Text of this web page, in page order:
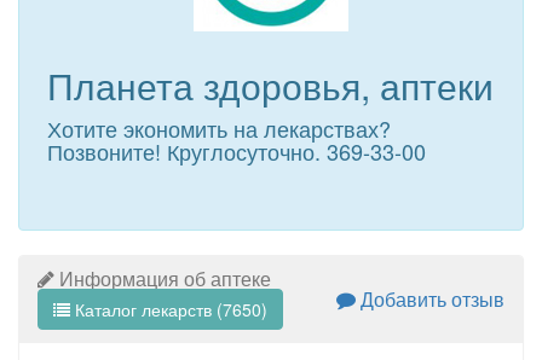
Планета здоровья, аптеки
Хотите экономить на лекарствах?
Позвоните! Круглосуточно. 369-33-00
Информация об аптеке
Каталог лекарств (7650) Добавить отзыв